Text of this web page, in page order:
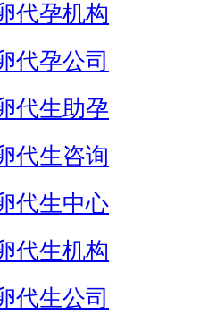
代孕机构
代孕公司
代生助孕
代生咨询
代生中心
代生机构
代生公司